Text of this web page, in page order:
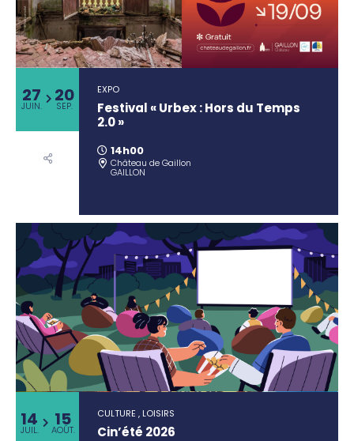
27
JUIN. 20
SEP.
EXPO
Festival « Urbex : Hors du Temps
2.0 »
14h00
Château de Gaillon
GAILLON
14
JUIL. 15
AOÛT.
CULTURE , LOISIRS
Cin’été 2026